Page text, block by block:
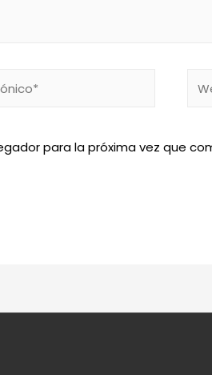
para la próxima vez que